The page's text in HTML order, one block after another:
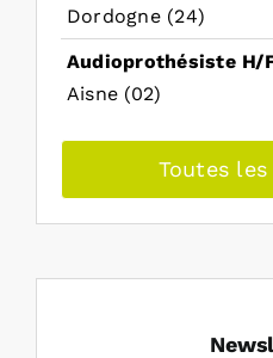
Dordogne (24)
Audioprothésiste H/
Aisne (02)
Toutes